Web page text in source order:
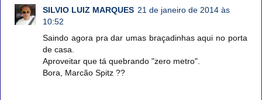
SILVIO LUIZ MARQUES 21 de janeiro de 2014 às
10:52
Saindo agora pra dar umas braçadinhas aqui no porta
de casa.
Aproveitar que tá quebrando "zero metro".
Bora, Marcão Spitz ??